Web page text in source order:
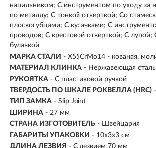
напильником; С инструментом по уходу за
по металлу; С тонкой отверткой; Со
плоскогубцами; С кусачками; С
проводов; С крестовой отверткой; С лупой;
булавкой
МАРКА СТАЛИ - X55CrMo14 - кованая,
МАТЕРИАЛ КЛИНКА - Нержавеющая сталь
РУКОЯТКА - С пластиковой ручкой
ТВЕРДОСТЬ ПО ШКАЛЕ РОКВЕЛЛА (HRC)
ТИП ЗАМКА - Slip Joint
ШИРИНА - 27 мм
СТРАНА ИЗГОТОВИТЕЛЬ - Швейцария
ГАБАРИТЫ УПАКОВКИ - 10x3x3 см
ДЛИНА ЛЕЗВИЯ - С лезвием 70 мм